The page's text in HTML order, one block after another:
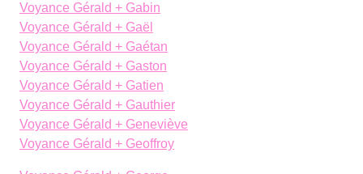
Voyance Gérald + Gabin
Voyance Gérald + Gaël
Voyance Gérald + Gaétan
Voyance Gérald + Gaston
Voyance Gérald + Gatien
Voyance Gérald + Gauthier
Voyance Gérald + Geneviève
Voyance Gérald + Geoffroy